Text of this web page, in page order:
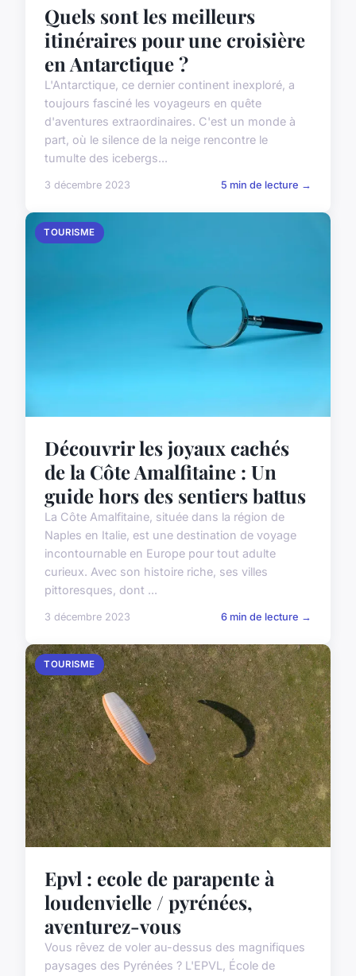
Quels sont les meilleurs
itinéraires pour une croisière
en Antarctique ?
L'Antarctique, ce dernier continent inexploré, a
toujours fasciné les voyageurs en quête
d'aventures extraordinaires. C'est un monde à
part, où le silence de la neige rencontre le
tumulte des icebergs...
3 décembre 2023 5 min de lecture →
TOURISME
Découvrir les joyaux cachés
de la Côte Amalfitaine : Un
guide hors des sentiers battus
La Côte Amalfitaine, située dans la région de
Naples en Italie, est une destination de voyage
incontournable en Europe pour tout adulte
curieux. Avec son histoire riche, ses villes
pittoresques, dont ...
3 décembre 2023 6 min de lecture →
TOURISME
Epvl : ecole de parapente à
loudenvielle / pyrénées,
aventurez-vous
Vous rêvez de voler au-dessus des magnifiques
paysages des Pyrénées ? L'EPVL, École de